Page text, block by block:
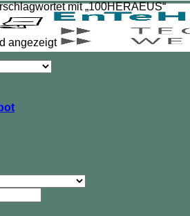
mit „100HERAEUS“
angezeigt